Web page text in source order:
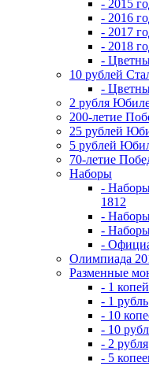
- 2015
- 2016
- 2017
- 2018
-
10 рублей
-
2 рубля
200-летие
25 рублей
5 рублей
70-летие
Наборы
-
1812
-
-
-
Олимпиада
Разменные
- 1
- 1 рубль
- 10
- 10
- 2 рубля
- 5